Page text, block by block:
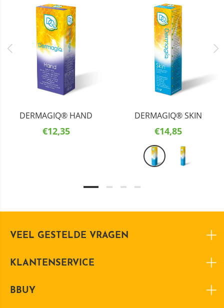
DERMAGIQ® HAND
€12,35
DERMAGIQ® SKIN
€14,85
VEEL GESTELDE VRAGEN
KLANTENSERVICE
BBUY